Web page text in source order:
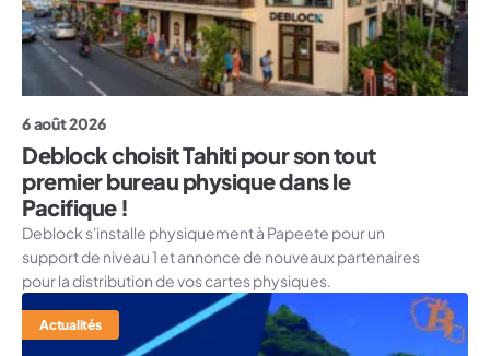
6 août 2026
Deblock choisit Tahiti pour son tout
premier bureau physique dans le
Pacifique !
Deblock s'installe physiquement à Papeete pour un
support de niveau 1 et annonce de nouveaux partenaires
pour la distribution de vos cartes physiques.
Actualités